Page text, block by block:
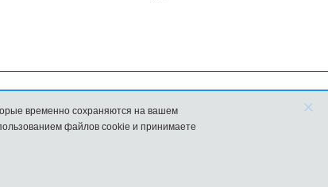
Новости
временно сохраняются на вашем
файлов cookie и принимаете
×